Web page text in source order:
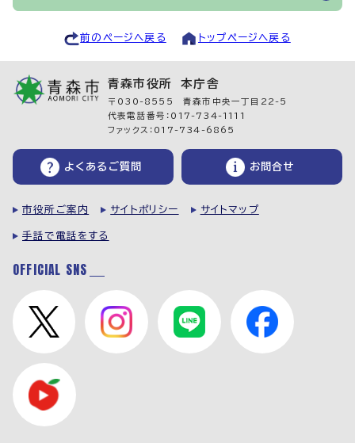
前のページへ戻る トップページへ戻る
青森市役所 本庁舎
〒030-8555 青森市中央一丁目22-5
代表電話番号：017-734-1111
ファックス：017-734-6865
よくあるご質問 お問合せ
市役所ご案内 サイトポリシー サイトマップ
手話で電話をする
OFFICIAL SNS